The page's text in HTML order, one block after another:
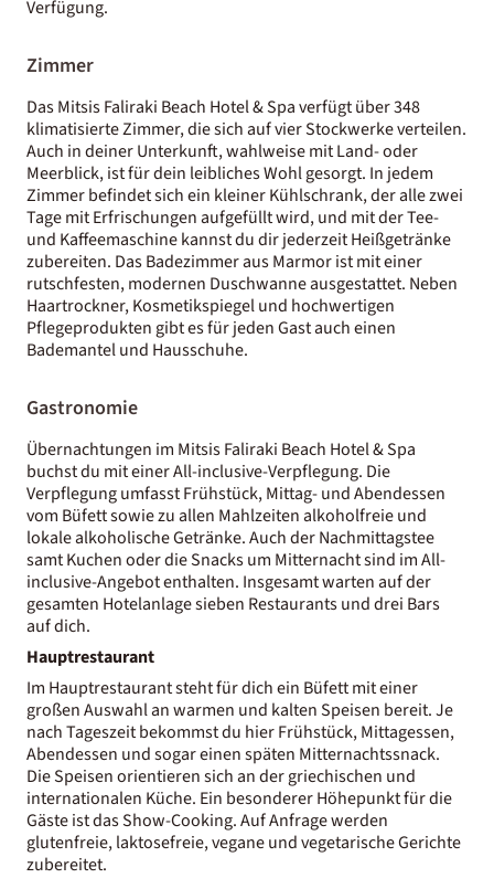
Verfügung.
Zimmer
Das Mitsis Faliraki Beach Hotel & Spa verfügt über 348
klimatisierte Zimmer, die sich auf vier Stockwerke verteilen.
Auch in deiner Unterkunft, wahlweise mit Land- oder
Meerblick, ist für dein leibliches Wohl gesorgt. ​In jedem
Zimmer befindet sich ein kleiner Kühlschrank, der alle zwei
Tage mit Erfrischungen aufgefüllt wird, und mit der Tee-
und Kaffeemaschine kannst du dir jederzeit Heißgetränke
zubereiten. Das Badezimmer aus Marmor ist mit einer
rutschfesten, modernen Duschwanne ausgestattet. Neben
Haartrockner, Kosmetikspiegel und hochwertigen
Pflegeprodukten gibt es für jeden Gast auch einen
Bademantel und Hausschuhe.
Gastronomie
Übernachtungen im Mitsis Faliraki Beach Hotel & Spa
buchst du mit einer All-inclusive-Verpflegung. Die
Verpflegung umfasst Frühstück, Mittag- und Abendessen
vom Büfett sowie zu allen Mahlzeiten alkoholfreie und
lokale alkoholische Getränke. Auch der Nachmittagstee
samt Kuchen oder die Snacks um Mitternacht sind im All-
inclusive-Angebot enthalten. Insgesamt warten auf der
gesamten Hotelanlage sieben Restaurants und drei Bars
auf dich.
Hauptrestaurant
Im Hauptrestaurant steht für dich ein Büfett mit einer
großen Auswahl an warmen und kalten Speisen bereit. Je
nach Tageszeit bekommst du hier Frühstück, Mittagessen,
Abendessen und sogar einen späten Mitternachtssnack.
Die Speisen orientieren sich an der griechischen und
internationalen Küche. Ein besonderer Höhepunkt für die
Gäste ist das Show-Cooking. Auf Anfrage werden
glutenfreie, laktosefreie, vegane und vegetarische Gerichte
zubereitet.